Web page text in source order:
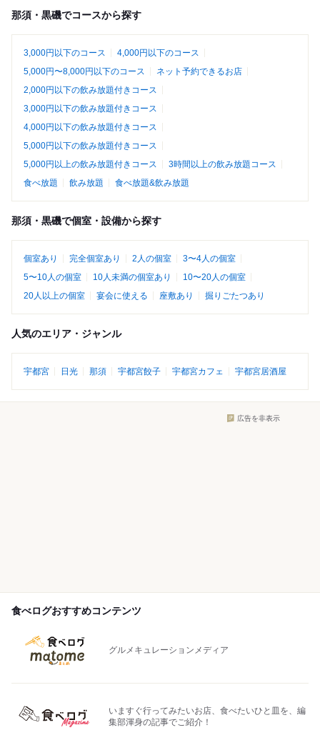
那須・黒磯でコースから探す
3,000円以下のコース
4,000円以下のコース
5,000円〜8,000円以下のコース
ネット予約できるお店
2,000円以下の飲み放題付きコース
3,000円以下の飲み放題付きコース
4,000円以下の飲み放題付きコース
5,000円以下の飲み放題付きコース
5,000円以上の飲み放題付きコース
3時間以上の飲み放題コース
食べ放題
飲み放題 食べ放題&飲み放題
那須・黒磯で個室・設備から探す
個室あり 完全個室あり 2人の個室
3〜4人の個室
5〜10人の個室
10人未満の個室あり
10〜20人の個室
20人以上の個室
宴会に使える 座敷あり 掘りごたつあり
人気のエリア・ジャンル
宇都宮 日光 那須 宇都宮餃子 宇都宮カフェ 宇都宮居酒屋
広告を非表示
食べログおすすめコンテンツ
グルメキュレーションメディア
いますぐ行ってみたいお店、食べたいひと皿を、編
集部渾身の記事でご紹介！